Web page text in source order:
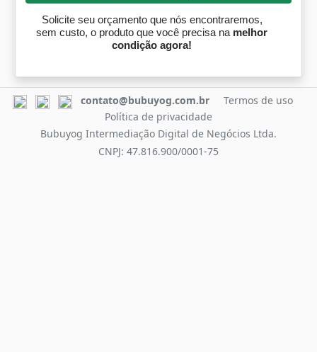
Solicite seu orçamento que nós encontraremos,
sem custo, o produto que você precisa na melhor
condição agora!
contato@bubuyog.com.br
Termos de uso
Política de privacidade
Bubuyog Intermediação Digital de Negócios Ltda.
CNPJ: 47.816.900/0001-75